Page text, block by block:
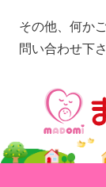
その他、何か
問い合わせ下さ